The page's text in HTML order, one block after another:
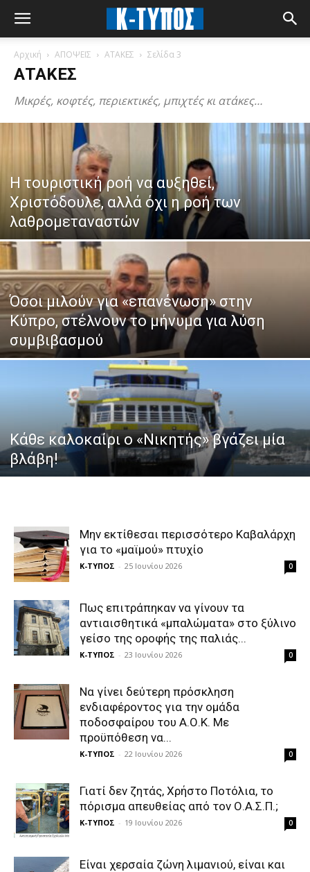
Αρχική ΑΠΟΨΕΙΣ ΑΤΑΚΕΣ Σελίδα 3
ΑΤΑΚΕΣ
Μικρές, κοφτές, περιεκτικές, μπιχτές κι ατάκες…
Η τουριστική ροή να αυξηθεί,
Χριστόδουλε, αλλά όχι η ροή των
λαθρομεταναστών
Όσοι μιλούν για «επανένωση» στην
Κύπρο, στέλνουν το μήνυμα για λύση
συμβιβασμού
Κάθε καλοκαίρι ο «Νικητής» βγάζει μία
βλάβη!
Μην εκτίθεσαι περισσότερο Καβαλάρχη
για το «μαϊμού» πτυχίο
Κ-ΤΥΠΟΣ - 25 Ιουνίου 2026 0
Πως επιτράπηκαν να γίνουν τα
αντιαισθητικά «μπαλώματα» στο ξύλινο
γείσο της οροφής της παλιάς...
Κ-ΤΥΠΟΣ - 23 Ιουνίου 2026 0
Να γίνει δεύτερη πρόσκληση
ενδιαφέροντος για την ομάδα
ποδοσφαίρου του Α.Ο.Κ. Με
προϋπόθεση να...
Κ-ΤΥΠΟΣ - 22 Ιουνίου 2026 0
Γιατί δεν ζητάς, Χρήστο Ποτόλια, το
πόρισμα απευθείας από τον Ο.Α.Σ.Π.;
Κ-ΤΥΠΟΣ - 19 Ιουνίου 2026 0
Είναι χερσαία ζώνη λιμανιού, είναι και